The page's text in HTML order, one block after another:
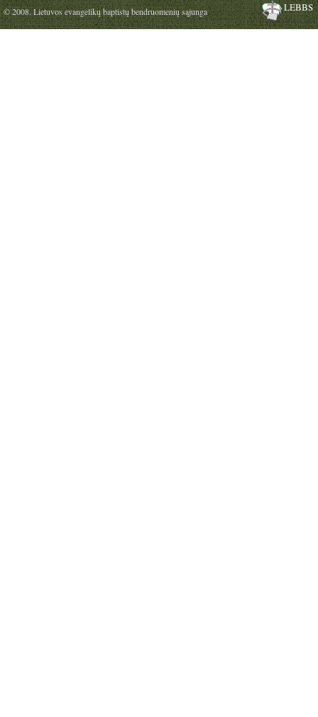
© 2008. Lietuvos evangelikų baptistų bendruomenių sąjunga LEBBS